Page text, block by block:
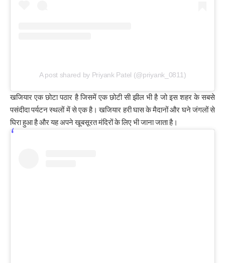
A post shared by Priyank Patel (@priyank_0811)
खजियार एक छोटा पठार है जिसमें एक छोटी सी झील भी है जो इस शहर के सबसे
पसंदीदा पर्यटन स्थलों में से एक है। खजियार हरी घास के मैदानों और घने जंगलों से
घिरा हुआ है और यह अपने खूबसूरत मंदिरों के लिए भी जाना जाता है।